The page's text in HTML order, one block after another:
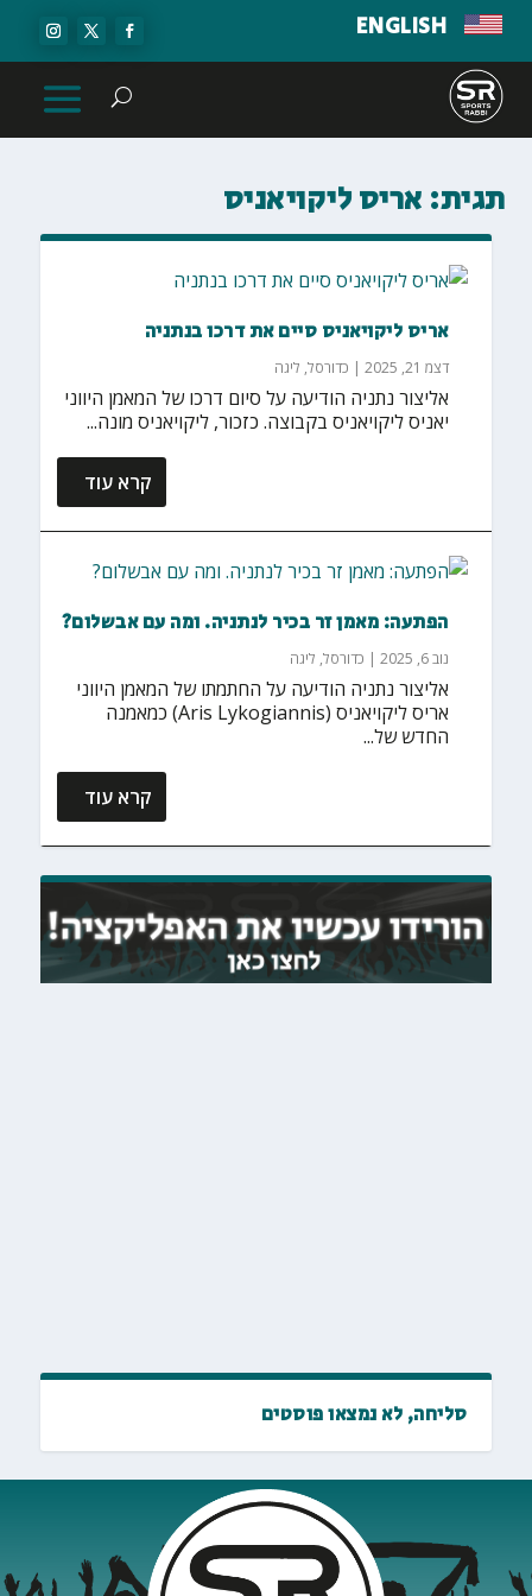
ENGLISH
תגית: אריס ליקויאניס
אריס ליקויאניס סיים את דרכו בנתניה
דצמ 21, 2025 | כדורסל, ליגה
אליצור נתניה הודיעה על סיום דרכו של המאמן היווני
יאניס ליקויאניס בקבוצה. כזכור, ליקויאניס מונה...
קרא עוד
הפתעה: מאמן זר בכיר לנתניה. ומה עם אבשלום?
נוב 6, 2025 | כדורסל, ליגה
אליצור נתניה הודיעה על החתמתו של המאמן היווני
אריס ליקויאניס (Aris Lykogiannis) כמאמנה
החדש של...
קרא עוד
סליחה, לא נמצאו פוסטים